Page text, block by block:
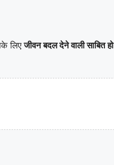
लिएजीवन बदल देने वाली साबित हो